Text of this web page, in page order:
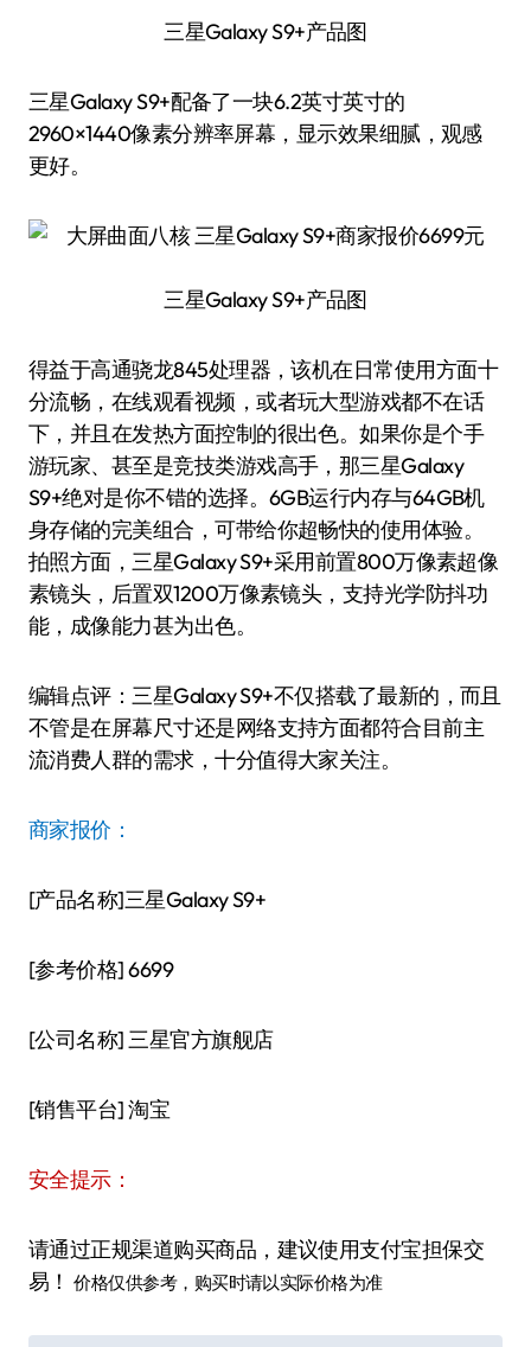
三星Galaxy S9+产品图
三星Galaxy S9+配备了一块6.2英寸英寸的
2960×1440像素分辨率屏幕，显示效果细腻，观感
更好。
三星Galaxy S9+产品图
得益于高通骁龙845处理器，该机在日常使用方面十
分流畅，在线观看视频，或者玩大型游戏都不在话
下，并且在发热方面控制的很出色。如果你是个手
游玩家、甚至是竞技类游戏高手，那三星Galaxy
S9+绝对是你不错的选择。6GB运行内存与64GB机
身存储的完美组合，可带给你超畅快的使用体验。
拍照方面，三星Galaxy S9+采用前置800万像素超像
素镜头，后置双1200万像素镜头，支持光学防抖功
能，成像能力甚为出色。
编辑点评：三星Galaxy S9+不仅搭载了最新的，而且
不管是在屏幕尺寸还是网络支持方面都符合目前主
流消费人群的需求，十分值得大家关注。
商家报价：
[产品名称]三星Galaxy S9+
[参考价格] 6699
[公司名称] 三星官方旗舰店
[销售平台] 淘宝
安全提示：
请通过正规渠道购买商品，建议使用支付宝担保交
易！价格仅供参考，购买时请以实际价格为准